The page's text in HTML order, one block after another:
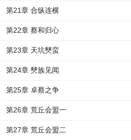
第21章 合纵连横
第22章 蔡和归心
第23章 天坑僰蛮
第24章 僰族见闻
第25章 卓蔡之争
第26章 荒丘会盟一
第27章 荒丘会盟二